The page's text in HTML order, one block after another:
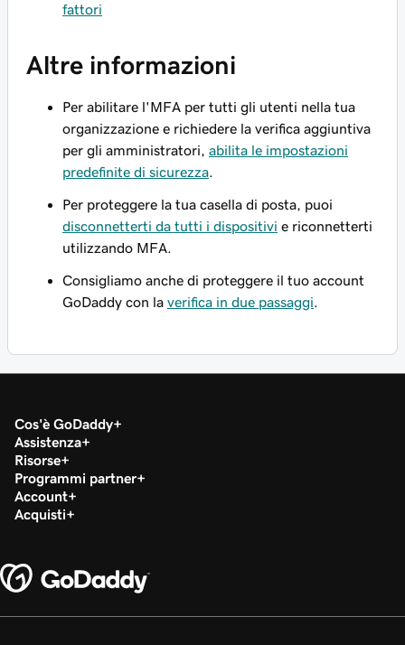
fattori
Altre informazioni
Per abilitare l'MFA per tutti gli utenti nella tua
organizzazione e richiedere la verifica aggiuntiva
per gli amministratori, abilita le impostazioni
predefinite di sicurezza
Per proteggere la tua casella di posta, puoi
disconnetterti da tutti i dispositivi e riconnetterti
utilizzando MFA.
Consigliamo anche di proteggere il tuo account
GoDaddy con la verifica in due passaggi
Cos'è GoDaddy
Assistenza
Risorse
Programmi partner
Account
Acquisti